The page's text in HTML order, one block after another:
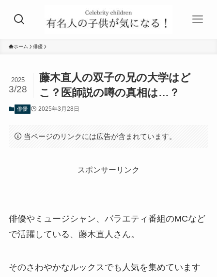
ホーム 俳優
藤木直人の双子の兄の大学はど
こ？医師説の噂の真相は…？
2025
3/28
俳優 2025年3月28日
当ページのリンクには広告が含まれています。
スポンサーリンク
俳優やミュージシャン、バラエティ番組のMCなど
で活躍している、藤木直人さん。
そのさわやかなルックスでも人気を集めています